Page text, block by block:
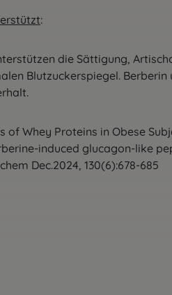
:
die Sättigung,
Blutzuckerspiegel.
Whey Proteins in Obese
induced glucagon-like
Dec.2024, 130(6):678-685